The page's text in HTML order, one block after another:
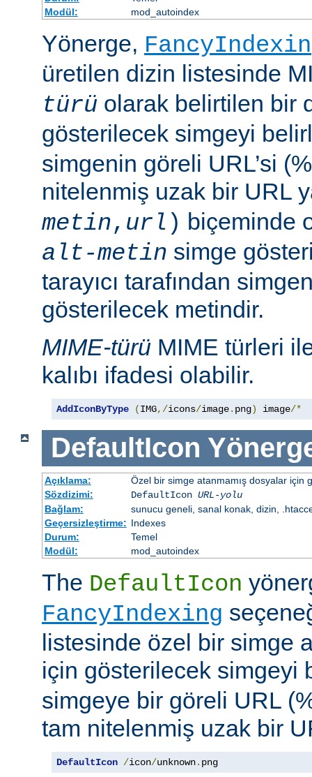
Modül:
mod_autoindex
Yönerge,
üretilen dizin listesinde
türü olarak belirtilen bir
gösterilecek simgeyi
simgenin göreli URL’si
nitelenmiş uzak bir URL
metin, url ) biçeminde
alt-metin simge
tarayıcı tarafından
gösterilecek metindir.
MIME-türü MIME türleri
kalıbı ifadesi olabilir.
AddIconByType (IMG,/icons/image. png) image/*
DefaultIcon
Açıklama:
Özel bir simge atanmamış dosyalar için
Sözdizimi:
DefaultIcon URL-yolu
Bağlam:
sunucu geneli, sanal konak, dizin,
Geçersizleştirme: Indexes
Durum:
Temel
Modül:
mod_autoindex
The DefaultIcon
FancyIndexing
listesinde özel bir simge
için gösterilecek simgeyi
simgeye bir göreli URL
tam nitelenmiş uzak bir
DefaultIcon /icon/unknown. png